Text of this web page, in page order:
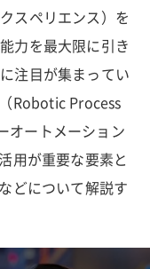
スペリエンス）を
力を最大限に引き
注目が集まってい
Robotic Process
オートメーション
用が重要な要素と
どについて解説す